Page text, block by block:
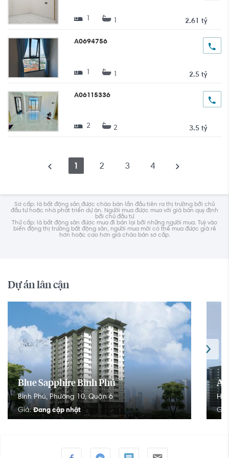
1 1 2.61 tỷ
A0694756
1 1 2.5 tỷ
A06115336
2 2 3.5 tỷ
1 2 3 4
Sơ cấp: là bất động sản được chào bán lần đầu tiên ra thị trường bởi chủ
đầu tư hoặc nhà phát triển dự án. Người mua được mua với giá bán quy định
bởi chủ đầu tư
Thứ cấp: là bất động sản được mua đi bán lại bởi những người mua. Tuỳ vào
biến động thị trường bất động sản, người mua mới có thể mua được giá rẻ
hơn hoặc cao hơn giá chào bán sơ cấp.
Dự án lân cận
Blue Sapphire Bình Phú
Bình Phú, Phường 10,Quận 6
Giá:Đang cập nhật